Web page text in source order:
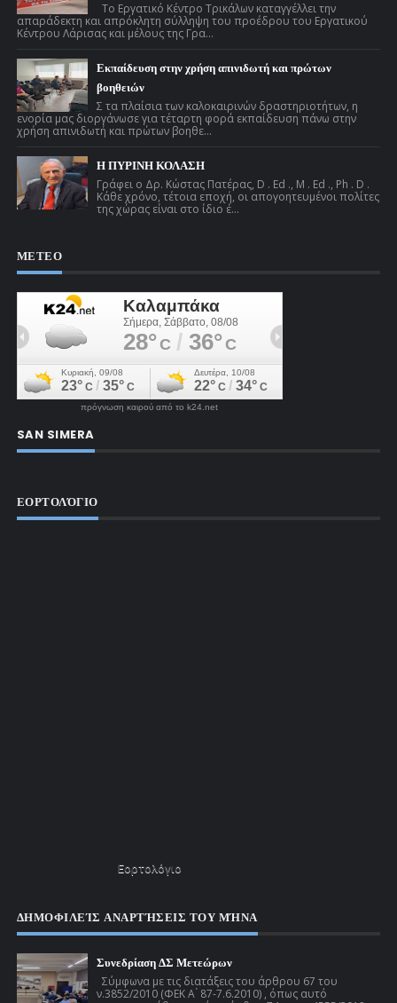
Το Εργατικό Κέντρο Τρικάλων καταγγέλλει την
απαράδεκτη και απρόκλητη σύλληψη του προέδρου του Εργατικού
Κέντρου Λάρισας και μέλους της Γρα...
Εκπαίδευση στην χρήση απινιδωτή και πρώτων
βοηθειών
Σ τα πλαίσια των καλοκαιρινών δραστηριοτήτων, η
ενορία μας διοργάνωσε για τέταρτη φορά εκπαίδευση πάνω στην
χρήση απινιδωτή και πρώτων βοηθε...
Η ΠΥΡΙΝΗ ΚΟΛΑΣΗ
Γράφει ο Δρ. Κώστας Πατέρας, D . Ed ., M . Ed ., Ph . D .
Κάθε χρόνο, τέτοια εποχή, οι απογοητευμένοι πολίτες
της χώρας είναι στο ίδιο έ...
ΜΕΤΕΟ
πρόγνωση καιρού από το k24.net
SAN SIMERA
ΕΟΡΤΟΛΌΓΙΟ
Εορτολόγιο
ΔΗΜΟΦΙΛΕΊΣ ΑΝΑΡΤΉΣΕΙΣ ΤΟΥ ΜΉΝΑ
Συνεδρίαση ΔΣ Μετεώρων
Σύμφωνα με τις διατάξεις του άρθρου 67 του
ν.3852/2010 (ΦΕΚ Α ́ 87-7.6.2010) , όπως αυτό